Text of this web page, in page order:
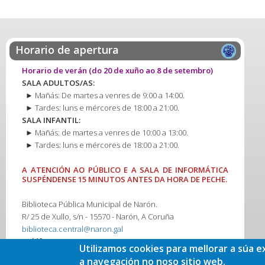
Horario de apertura
Horario de verán (do 20 de xuño ao 8 de setembro)
SALA ADULTOS/AS:
► Mañás: De martes a venres de 9:00 a 14:00.
► Tardes: luns e mércores de 18:00 a 21:00.
SALA INFANTIL:
► Mañás: de martes a venres de 10:00 a 13:00.
► Tardes: luns e mércores de 18:00 a 21:00.
A ATENCIÓN AO PÚBLICO E A SALA DE INFORMÁTICA
SUSPÉNDENSE 15 MINUTOS ANTES DA HORA DE PECHE.
Biblioteca Pública Municipal de Narón.
R/ 25 de Xullo, s/n - 15570 - Narón, A Coruña
biblioteca.central@naron.gal
Teléfono:981 38 21 73
Utilizamos cookies para mellorar a súa
a navegación no noso sitio web.